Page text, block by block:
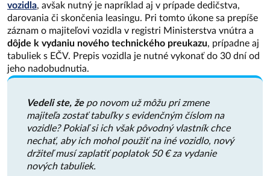
vozidla, avšak nutný je napríklad aj v prípade dedičstva,
darovania či skončenia leasingu. Pri tomto úkone sa prepíše
záznam o majiteľovi vozidla v registri Ministerstva vnútra a
dôjde k vydaniu nového technického preukazu, prípadne aj
tabuliek s EČV. Prepis vozidla je nutné vykonať do 30 dní od
jeho nadobudnutia.
Vedeli ste, žepo novom už môžu pri zmene
majiteľa zostať tabuľky s evidenčným číslom na
vozidle? Pokiaľ si ich však pôvodný vlastník chce
nechať, aby ich mohol použiť na iné vozidlo, nový
držiteľ musí zaplatiť poplatok 50 € za vydanie
nových tabuliek.